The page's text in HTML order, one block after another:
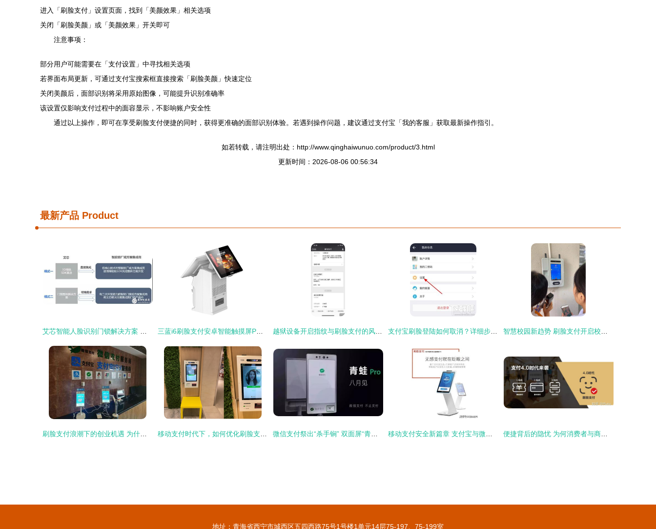
进入「刷脸支付」设置页面，找到「美颜效果」相关选项
关闭「刷脸美颜」或「美颜效果」开关即可
注意事项：
部分用户可能需要在「支付设置」中寻找相关选项
若界面布局更新，可通过支付宝搜索框直接搜索「刷脸美颜」快速定位
关闭美颜后，面部识别将采用原始图像，可能提升识别准确率
该设置仅影响支付过程中的面容显示，不影响账户安全性
通过以上操作，即可在享受刷脸支付便捷的同时，获得更准确的面部识别体验。若遇到操作问题，建议通过支付宝「我的客服」获取最新操作指引。
如若转载，请注明出处：http://www.qinghaiwunuo.com/product/3.html
更新时间：2026-08-06 00:56:34
最新产品 Product
地址：青海省西宁市城西区五四西路75号1号楼1单元14层75-197、75-199室